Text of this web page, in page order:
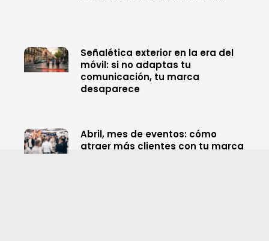
Señalética exterior en la era del
móvil: si no adaptas tu
comunicación, tu marca
desaparece
Abril, mes de eventos: cómo
atraer más clientes con tu marca